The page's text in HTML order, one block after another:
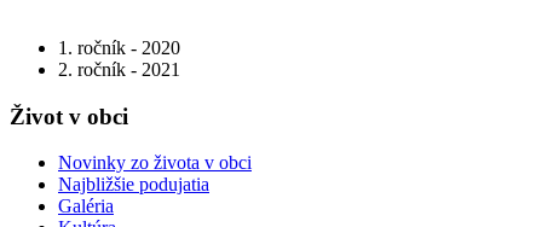
1. ročník - 2020
2. ročník - 2021
Život v obci
Novinky zo života v obci
Najbližšie podujatia
Galéria